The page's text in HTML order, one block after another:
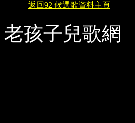
返回92 候選歌資料主頁
老孩子兒歌網